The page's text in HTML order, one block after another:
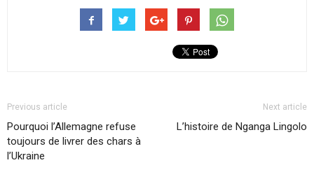
Previous article
Pourquoi l’Allemagne refuse
toujours de livrer des chars à
l’Ukraine
Next article
L’histoire de Nganga Lingolo